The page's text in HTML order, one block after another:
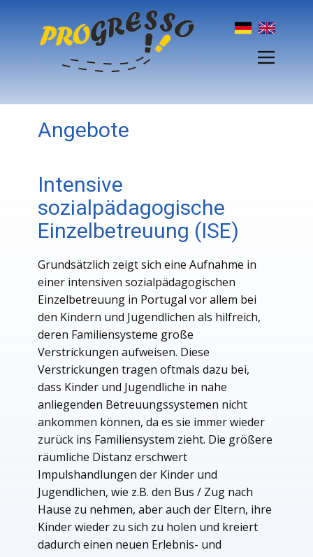
Angebote
Intensive
sozialpädagogische
Einzelbetreuung (ISE)
Grundsätzlich zeigt sich eine Aufnahme in
einer intensiven sozialpädagogischen
Einzelbetreuung in Portugal vor allem bei
den Kindern und Jugendlichen als hilfreich,
deren Familiensysteme große
Verstrickungen aufweisen. Diese
Verstrickungen tragen oftmals dazu bei,
dass Kinder und Jugendliche in nahe
anliegenden Betreuungssystemen nicht
ankommen können, da es sie immer wieder
zurück ins Familiensystem zieht. Die größere
räumliche Distanz erschwert
Impulshandlungen der Kinder und
Jugendlichen, wie z.B. den Bus / Zug nach
Hause zu nehmen, aber auch der Eltern, ihre
Kinder wieder zu sich zu holen und kreiert
dadurch einen neuen Erlebnis- und